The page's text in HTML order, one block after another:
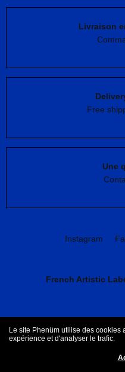
Livraison
Free
Une
Instagram
French Artistic
CGV
Le site Phenüm utilise des cookies
expérience et d'analyser le trafic.